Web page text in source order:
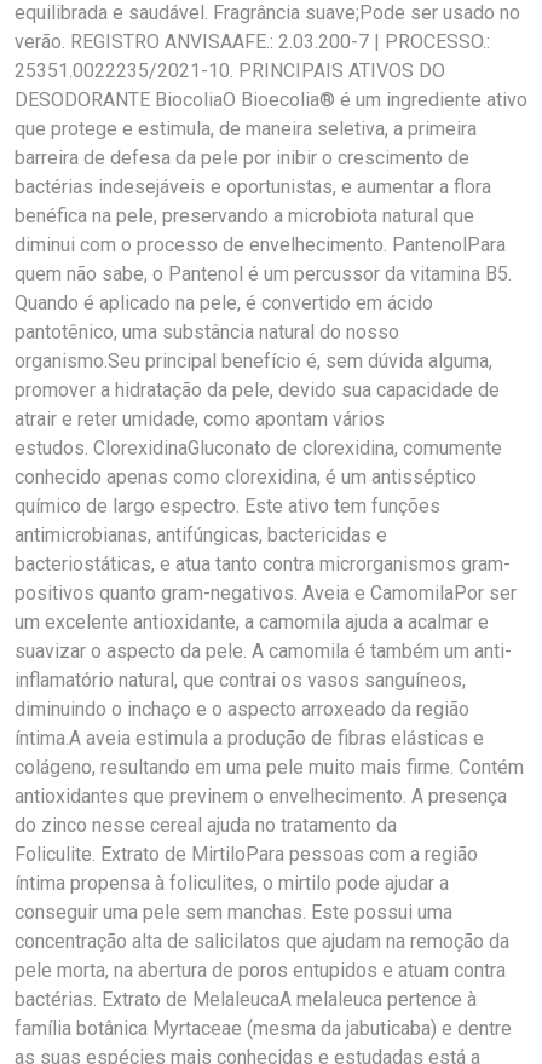
equilibrada e saudável. Fragrância suave;Pode ser usado no
verão. REGISTRO ANVISAAFE.: 2.03.200-7 | PROCESSO.:
25351.0022235/2021-10. PRINCIPAIS ATIVOS DO
DESODORANTE BiocoliaO Bioecolia® é um ingrediente ativo
que protege e estimula, de maneira seletiva, a primeira
barreira de defesa da pele por inibir o crescimento de
bactérias indesejáveis e oportunistas, e aumentar a flora
benéfica na pele, preservando a microbiota natural que
diminui com o processo de envelhecimento. PantenolPara
quem não sabe, o Pantenol é um percussor da vitamina B5.
Quando é aplicado na pele, é convertido em ácido
pantotênico, uma substância natural do nosso
organismo.Seu principal benefício é, sem dúvida alguma,
promover a hidratação da pele, devido sua capacidade de
atrair e reter umidade, como apontam vários
estudos. ClorexidinaGluconato de clorexidina, comumente
conhecido apenas como clorexidina, é um antisséptico
químico de largo espectro. Este ativo tem funções
antimicrobianas, antifúngicas, bactericidas e
bacteriostáticas, e atua tanto contra microrganismos gram-
positivos quanto gram-negativos. Aveia e CamomilaPor ser
um excelente antioxidante, a camomila ajuda a acalmar e
suavizar o aspecto da pele. A camomila é também um anti-
inflamatório natural, que contrai os vasos sanguíneos,
diminuindo o inchaço e o aspecto arroxeado da região
íntima.A aveia estimula a produção de fibras elásticas e
colágeno, resultando em uma pele muito mais firme. Contém
antioxidantes que previnem o envelhecimento. A presença
do zinco nesse cereal ajuda no tratamento da
Foliculite. Extrato de MirtiloPara pessoas com a região
íntima propensa à foliculites, o mirtilo pode ajudar a
conseguir uma pele sem manchas. Este possui uma
concentração alta de salicilatos que ajudam na remoção da
pele morta, na abertura de poros entupidos e atuam contra
bactérias. Extrato de MelaleucaA melaleuca pertence à
família botânica Myrtaceae (mesma da jabuticaba) e dentre
as suas espécies mais conhecidas e estudadas está a